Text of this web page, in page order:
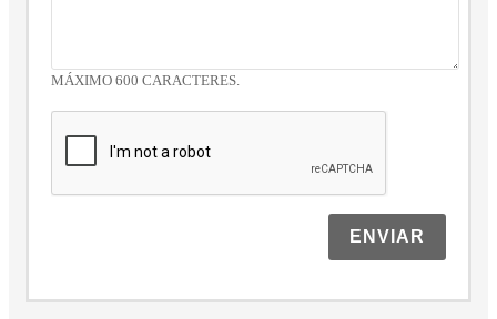
MÁXIMO 600 CARACTERES.
ENVIAR